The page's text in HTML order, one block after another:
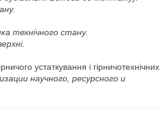
технічного стану.
устаткування і гірничотехнічних
научного, ресурсного и